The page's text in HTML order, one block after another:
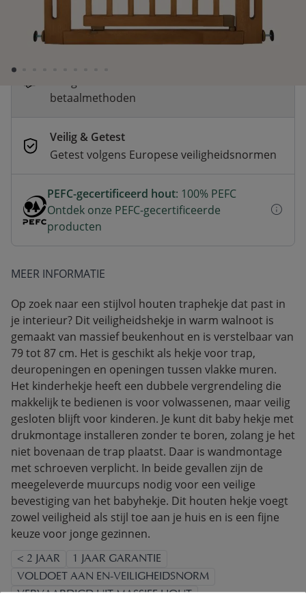
Voor 23:00 besteld, dezelfde dag
verzonden
betaalmethoden
Veilig & Getest
Getest volgens Europese veiligheidsnormen
PEFC-gecertificeerd hout: 100% PEFC
Ontdek onze PEFC-gecertificeerde
producten
MEER INFORMATIE
Op zoek naar een stijlvol houten traphekje dat past in
je interieur? Dit veiligheidshekje in warm walnoot is
gemaakt van massief beukenhout en is verstelbaar van
79 tot 87 cm. Het is geschikt als hekje voor trap,
deuropeningen en openingen tussen vlakke muren.
Het kinderhekje heeft een dubbele vergrendeling die
makkelijk te bedienen is voor volwassenen, maar veilig
gesloten blijft voor kinderen. Je kunt dit baby hekje met
drukmontage installeren zonder te boren, zolang je het
niet bovenaan de trap plaatst. Daar is wandmontage
met schroeven verplicht. In beide gevallen zijn de
meegeleverde muurcups nodig voor een veilige
bevestiging van het babyhekje. Dit houten hekje voegt
zowel veiligheid als stijl toe aan je huis en is een fijne
keuze voor jonge gezinnen.
< 2 JAAR
1 JAAR GARANTIE
VOLDOET AAN EN-VEILIGHEIDSNORM
VERVAARDIGD UIT MASSIEF HOUT